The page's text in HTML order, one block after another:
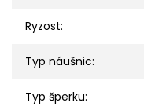
Ryzost:
Typ náušnic:
Typ šperku: